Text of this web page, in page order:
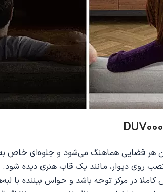
روی دیوار، مانند یک قاب هنری دیده
در مرکز توجه باشد و حواس بیننده با